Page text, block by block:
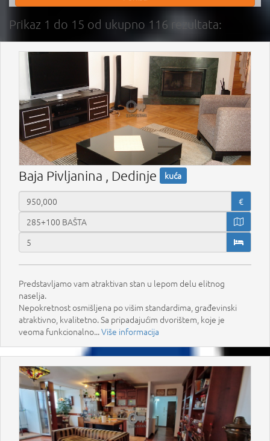
Prikaz 1 do 15 od ukupno 116 rezultata:
Baja Pivljanina , Dedinje kuća
€
Predstavljamo vam atraktivan stan u lepom delu elitnog
naselja.
Nepokretnost osmišljena po višim standardima, građevinski
atraktivno, kvalitetno. Sa pripadajućim dvorištem, koje je
veoma funkcionalno...Više informacija